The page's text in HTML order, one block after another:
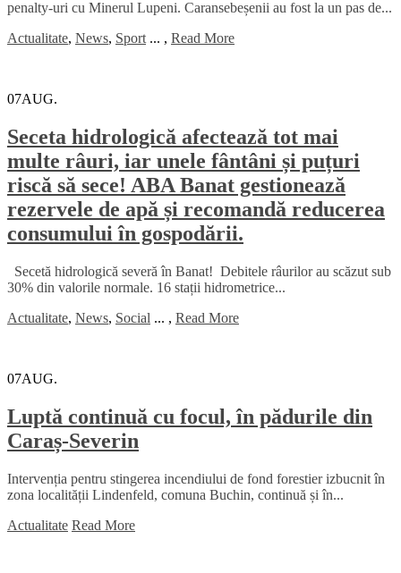
penalty-uri cu Minerul Lupeni. Caransebeșenii au fost la un pas de...
Actualitate, News, Sport ... , Read More
07AUG.
Seceta hidrologică afectează tot mai
multe râuri, iar unele fântâni și puțuri
riscă să sece! ABA Banat gestionează
rezervele de apă și recomandă reducerea
consumului în gospodării.
Secetă hidrologică severă în Banat! Debitele râurilor au scăzut sub
30% din valorile normale. 16 stații hidrometrice...
Actualitate, News, Social ... , Read More
07AUG.
Luptă continuă cu focul, în pădurile din
Caraș-Severin
Intervenția pentru stingerea incendiului de fond forestier izbucnit în
zona localității Lindenfeld, comuna Buchin, continuă și în...
Actualitate Read More